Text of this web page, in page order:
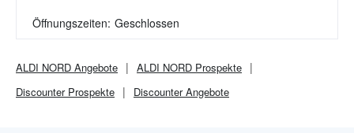
Öffnungszeiten: Geschlossen
ALDI NORD Angebote ALDI NORD Prospekte
DiscounterProspekte DiscounterAngebote